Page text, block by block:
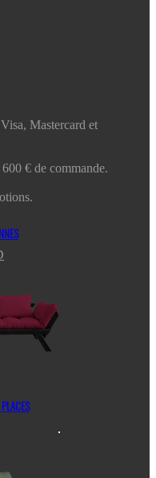
Mastercard et
€ de commande.